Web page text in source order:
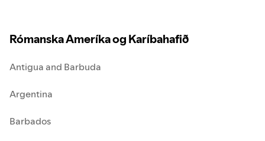
Rómanska Ameríka og Karíbahafið
Antigua and Barbuda
Argentina
Barbados